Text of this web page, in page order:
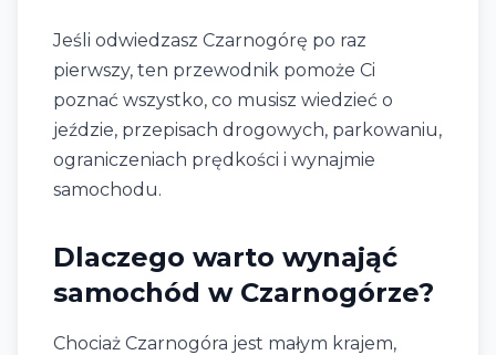
Jeśli odwiedzasz Czarnogórę po raz
pierwszy, ten przewodnik pomoże Ci
poznać wszystko, co musisz wiedzieć o
jeździe, przepisach drogowych, parkowaniu,
ograniczeniach prędkości i wynajmie
samochodu.
Dlaczego warto wynająć
samochód w Czarnogórze?
Chociaż Czarnogóra jest małym krajem,